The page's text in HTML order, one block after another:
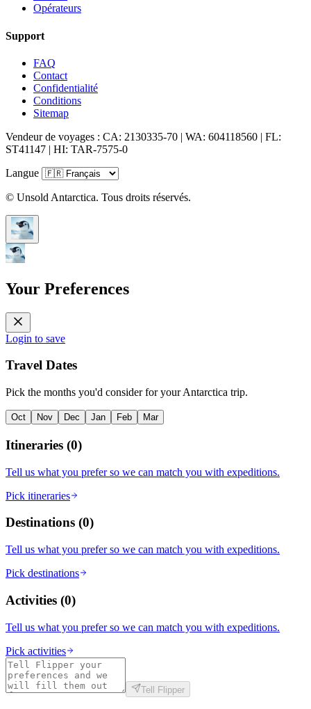
Opérateurs
Support
FAQ
Contact
Confidentialité
Conditions
Sitemap
Vendeur de voyages : CA: 2130335-70 | WA: 604118560 | FL:
ST41147 | HI: TAR-7575-0
Langue
© Unsold Antarctica. Tous droits réservés.
Your Preferences
Login to save
Travel Dates
Pick the months you'd consider for your Antarctica trip.
Oct Nov Dec Jan Feb Mar
Itineraries (0)
Tell us what you prefer so we can match you with expeditions.
Pick itineraries
Destinations (0)
Tell us what you prefer so we can match you with expeditions.
Pick destinations
Activities (0)
Tell us what you prefer so we can match you with expeditions.
Pick activities
Tell Flipper